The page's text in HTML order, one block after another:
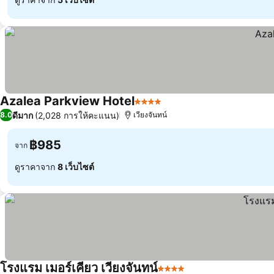
Azalea Parkview Hotel4 ดาว ดูราคา
8.0ดีมาก (2,028 การให้คะแนน) เวียงจันทน์
จาก ฿985
ดูราคาจาก 8 เว็บไซต์
โรงแรม เมอร์เคียว เวียงจันทน์